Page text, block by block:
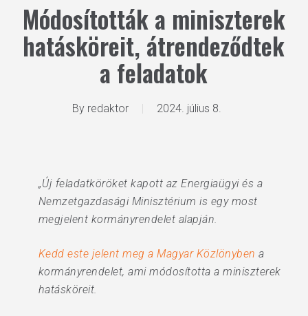
Módosították a miniszterek
hatásköreit, átrendeződtek
a feladatok
By redaktor 2024. július 8.
„Új feladatköröket kapott az Energiaügyi és a
Nemzetgazdasági Minisztérium is egy most
megjelent kormányrendelet alapján.
Kedd este jelent meg a Magyar Közlönyben a
kormányrendelet, ami módosította a miniszterek
hatásköreit.